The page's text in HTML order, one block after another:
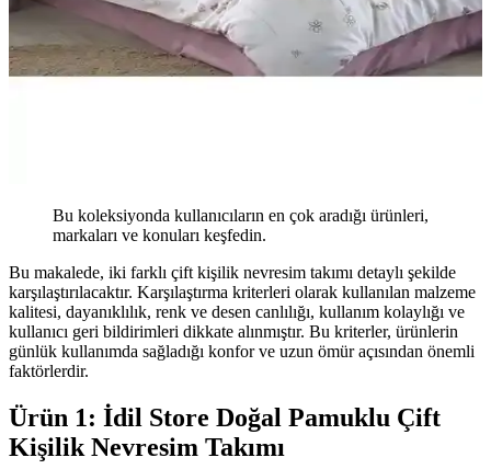
Bu koleksiyonda kullanıcıların en çok aradığı ürünleri,
markaları ve konuları keşfedin.
Bu makalede, iki farklı çift kişilik nevresim takımı detaylı şekilde
karşılaştırılacaktır. Karşılaştırma kriterleri olarak kullanılan malzeme
kalitesi, dayanıklılık, renk ve desen canlılığı, kullanım kolaylığı ve
kullanıcı geri bildirimleri dikkate alınmıştır. Bu kriterler, ürünlerin
günlük kullanımda sağladığı konfor ve uzun ömür açısından önemli
faktörlerdir.
Ürün 1: İdil Store Doğal Pamuklu Çift
Kişilik Nevresim Takımı